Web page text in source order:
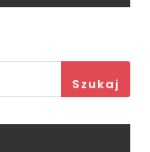
Szukaj